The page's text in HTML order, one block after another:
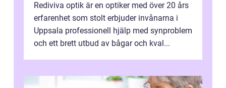
Rediviva optik är en optiker med över 20 års
erfarenhet som stolt erbjuder invånarna i
Uppsala professionell hjälp med synproblem
och ett brett utbud av bågar och kval...